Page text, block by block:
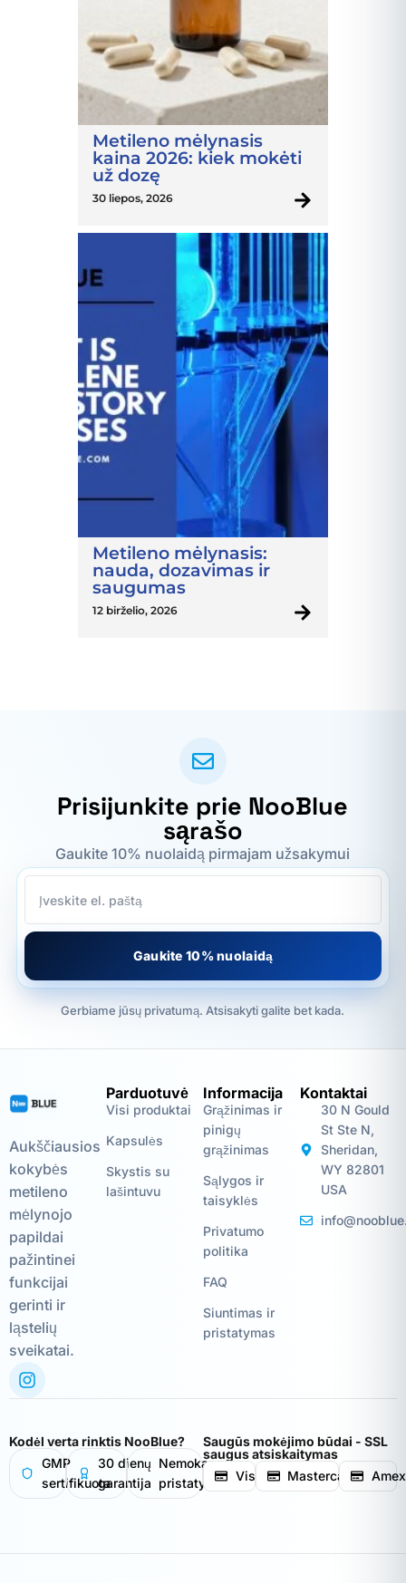
Metileno mėlynasis
kaina 2026: kiek mokėti
už dozę
30 liepos, 2026
Metileno mėlynasis:
nauda, dozavimas ir
saugumas
12 birželio, 2026
Prisijunkite prie NooBlue
sąrašo
Gaukite 10% nuolaidą pirmajam užsakymui
Gaukite 10% nuolaidą
Gerbiame jūsų privatumą. Atsisakyti galite bet kada.
Aukščiausios
kokybės
metileno
mėlynojo
papildai
pažintinei
funkcijai
gerinti ir
ląstelių
sveikatai.
Parduotuvė
Visi produktai
Kapsulės
Skystis su
lašintuvu
Informacija
Grąžinimas ir
pinigų
grąžinimas
Sąlygos ir
taisyklės
Privatumo
politika
FAQ
Siuntimas ir
pristatymas
Kontaktai
30 N Gould
St Ste N,
Sheridan,
WY 82801
USA
Kodėl verta rinktis NooBlue?
GMP
sertifikuota
30 dienų
garantija
Nemokamas
pristatymas
Saugūs mokėjimo būdai - SSL
saugus atsiskaitymas
Visa
Mastercard Amex